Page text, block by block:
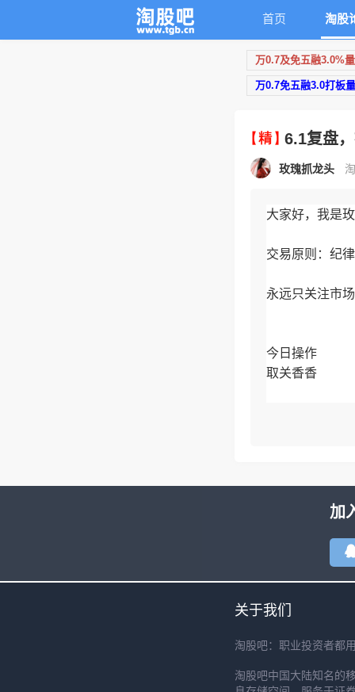
首页 淘股
万0.7及免五融3.0%
万0.7免五融3.0打板
6.1复盘
玫瑰抓龙头
大家好，我是
交易原则：纪
永远只关注市
今日操作
取关香香
了，
加
关于我们
淘股吧：职业投资者都
淘股吧中国大陆知名的